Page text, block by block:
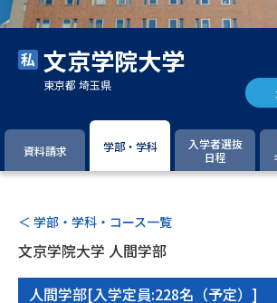
大学・短大の資料種類から請求
大学パンフ
大学入学
過去問題集
専門学校の資料請求
大学入学
文京学院大学
東京都 埼玉県
資料請求 学部・学科
入学者選抜
日程
＜ 学部・学科・コース一覧
文京学院大学 人間学部
人間学部[入学定員:228名（予定）]